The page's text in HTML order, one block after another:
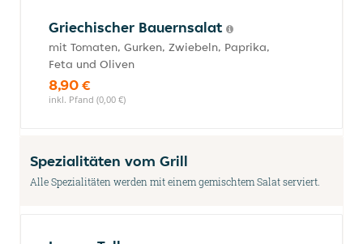
Griechischer Bauernsalat
mit Tomaten, Gurken, Zwiebeln, Paprika,
Feta und Oliven
8,90 €
inkl. Pfand (0,00 €)
Spezialitäten vom Grill
Alle Spezialitäten werden mit einem gemischtem Salat serviert.